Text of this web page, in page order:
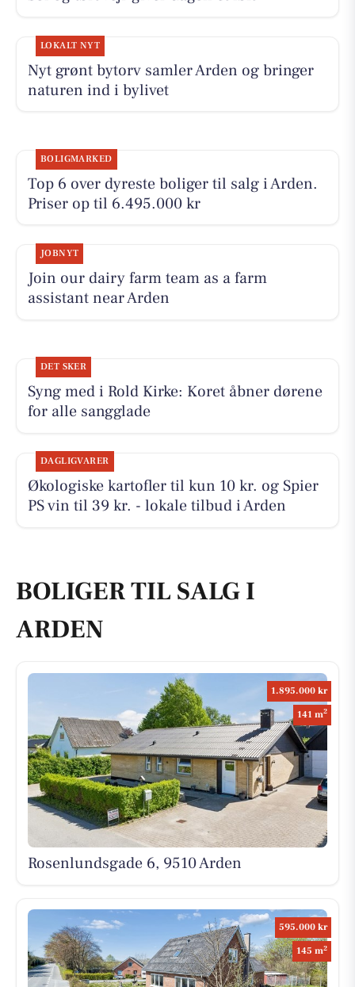
LOKALT NYT
Nyt grønt bytorv samler Arden og bringer
naturen ind i bylivet
BOLIGMARKED
Top 6 over dyreste boliger til salg i Arden.
Priser op til 6.495.000 kr
JOBNYT
Join our dairy farm team as a farm
assistant near Arden
DET SKER
Syng med i Rold Kirke: Koret åbner dørene
for alle sangglade
DAGLIGVARER
Økologiske kartofler til kun 10 kr. og Spier
PS vin til 39 kr. - lokale tilbud i Arden
BOLIGER TIL SALG I
ARDEN
1.895.000 kr
141 m2
Rosenlundsgade 6, 9510 Arden
595.000 kr
145 m2